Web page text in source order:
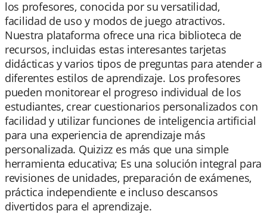
los profesores, conocida por su versatilidad,
facilidad de uso y modos de juego atractivos.
Nuestra plataforma ofrece una rica biblioteca de
recursos, incluidas estas interesantes tarjetas
didácticas y varios tipos de preguntas para atender a
diferentes estilos de aprendizaje. Los profesores
pueden monitorear el progreso individual de los
estudiantes, crear cuestionarios personalizados con
facilidad y utilizar funciones de inteligencia artificial
para una experiencia de aprendizaje más
personalizada. Quizizz es más que una simple
herramienta educativa; Es una solución integral para
revisiones de unidades, preparación de exámenes,
práctica independiente e incluso descansos
divertidos para el aprendizaje.